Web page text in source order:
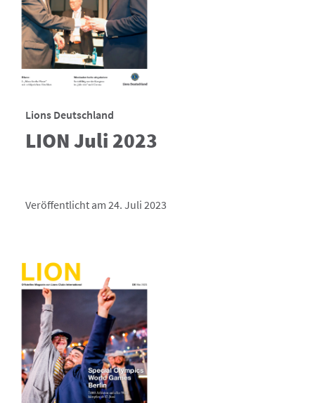
Lions Deutschland
LION Juli 2023
Veröffentlicht am 24. Juli 2023